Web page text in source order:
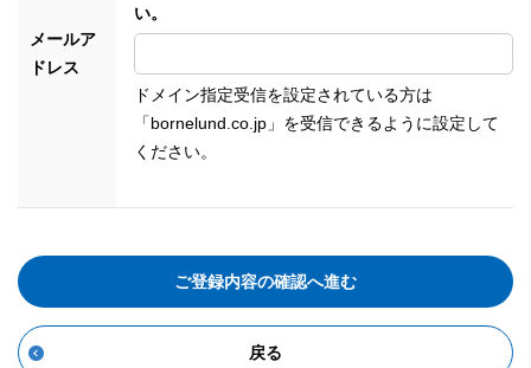
メールア
ドレス
い。
ドメイン指定受信を設定されている方は
「bornelund.co.jp」を受信できるように設定して
ください。
ご登録内容の確認へ進む
戻る